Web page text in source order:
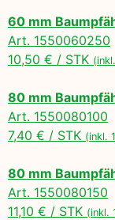
60 mm
Art. 1550060250
10,50 € / STK
80 mm
Art. 1550080100
7,40 € / STK (inkl.
80 mm
Art. 1550080150
11,10 € / STK (inkl.